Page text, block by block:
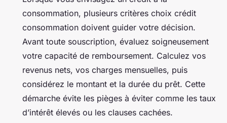
consommation, plusieurs critères choix crédit
consommation doivent guider votre décision.
Avant toute souscription, évaluez soigneusement
votre capacité de remboursement. Calculez vos
revenus nets, vos charges mensuelles, puis
considérez le montant et la durée du prêt. Cette
démarche évite les pièges à éviter comme les taux
d’intérêt élevés ou les clauses cachées.